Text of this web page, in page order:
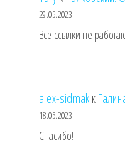
29.05.2023
Все ссылки не
alex-sidmakк
18.05.2023
Спасибо!